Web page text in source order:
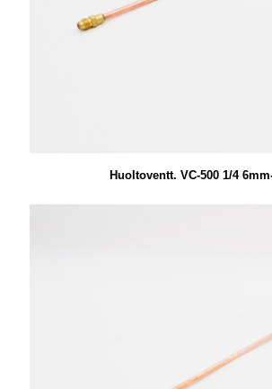
Huoltoventt. VC-500 1/4